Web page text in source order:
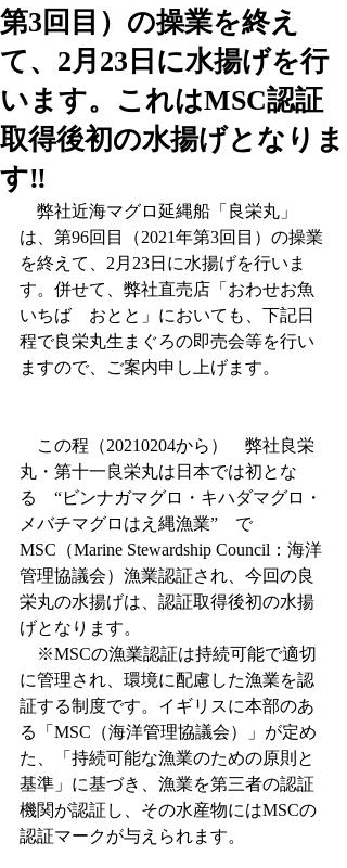
第3回目）の操業を終え
て、2月23日に水揚げを行
います。これはMSC認証
取得後初の水揚げとなりま
す‼
弊社近海マグロ延縄船「良栄丸」
は、第96回目（2021年第3回目）の操業
を終えて、2月23日に水揚げを行いま
す。併せて、弊社直売店「おわせお魚
いちば　おとと」においても、下記日
程で良栄丸生まぐろの即売会等を行い
ますので、ご案内申し上げます。
この程（20210204から）　弊社良栄
丸・第十一良栄丸は日本では初とな
る　“ビンナガマグロ・キハダマグロ・
メバチマグロはえ縄漁業”　で
MSC（Marine Stewardship Council：海洋
管理協議会）漁業認証され、今回の良
栄丸の水揚げは、認証取得後初の水揚
げとなります。
※MSCの漁業認証は持続可能で適切
に管理され、環境に配慮した漁業を認
証する制度です。イギリスに本部のあ
る「MSC（海洋管理協議会）」が定め
た、「持続可能な漁業のための原則と
基準」に基づき、漁業を第三者の認証
機関が認証し、その水産物にはMSCの
認証マークが与えられます。